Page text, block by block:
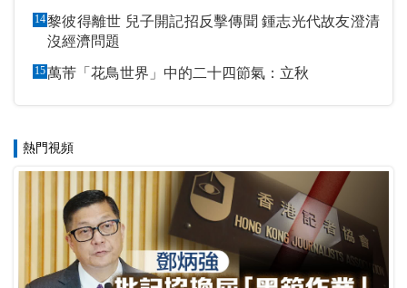
14黎彼得離世 兒子開記招反擊傳聞 鍾志光代故友澄清
沒經濟問題
15萬芾「花鳥世界」中的二十四節氣：立秋
熱門視頻